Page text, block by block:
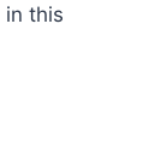
in this